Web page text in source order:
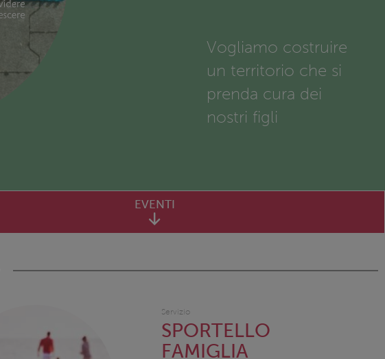
Vogliamo costruire
un territorio che si
prenda cura dei
nostri figli
EVENTI
Servizio
SPORTELLO
FAMIGLIA